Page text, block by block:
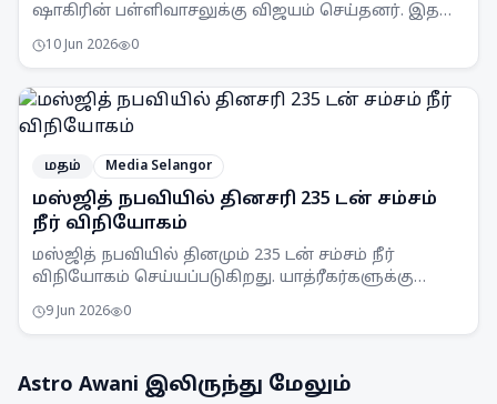
ஷாகிரின் பள்ளிவாசலுக்கு விஜயம் செய்தனர். இதன்
வியந்தனர்.
10 Jun 2026 0
மதம் Media Selangor
மஸ்ஜித் நபவியில் தினசரி 235 டன் சம்சம்
நீர் விநியோகம்
மஸ்ஜித் நபவியில் தினமும் 235 டன் சம்சம் நீர்
விநியோகம் செய்யப்படுகிறது. யாத்ரீகர்களுக்கு
நிறுவப்பட்டுள்ளன.
9 Jun 2026 0
Astro Awani இலிருந்து மேலும்